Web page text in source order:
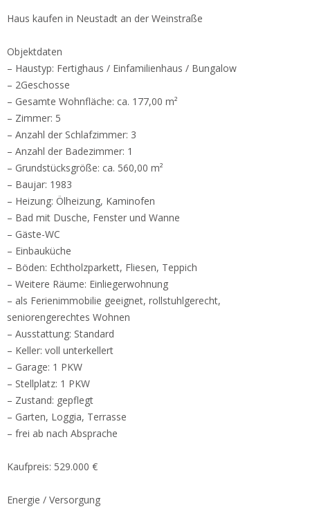
Haus kaufen in Neustadt an der Weinstraße
Objektdaten
– Haustyp: Fertighaus / Einfamilienhaus / Bungalow
– 2Geschosse
– Gesamte Wohnfläche: ca. 177,00 m²
– Zimmer: 5
– Anzahl der Schlafzimmer: 3
– Anzahl der Badezimmer: 1
– Grundstücksgröße: ca. 560,00 m²
– Baujar: 1983
– Heizung: Ölheizung, Kaminofen
– Bad mit Dusche, Fenster und Wanne
– Gäste-WC
– Einbauküche
– Böden: Echtholzparkett, Fliesen, Teppich
– Weitere Räume: Einliegerwohnung
– als Ferienimmobilie geeignet, rollstuhlgerecht,
seniorengerechtes Wohnen
– Ausstattung: Standard
– Keller: voll unterkellert
– Garage: 1 PKW
– Stellplatz: 1 PKW
– Zustand: gepflegt
– Garten, Loggia, Terrasse
– frei ab nach Absprache
Kaufpreis: 529.000 €
Energie / Versorgung